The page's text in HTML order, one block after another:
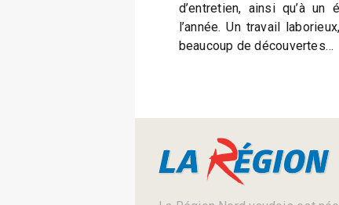
d’entretien, ainsi qu’à
l’année. Un travail
beaucoup de découvertes…